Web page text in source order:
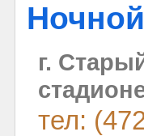
г.
тел: